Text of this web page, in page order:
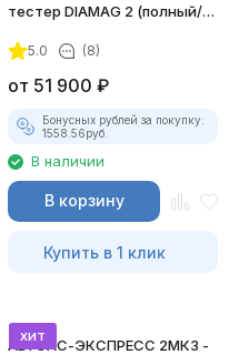
тестер DIAMAG 2 (полный/
5.0 (8)
от 51 900 ₽
Бонусных рублей за покупку:
1558.56руб.
В наличии
В корзину
Купить в 1 клик
хит
АВТОАС-ЭКСПРЕСС 2МК3 -